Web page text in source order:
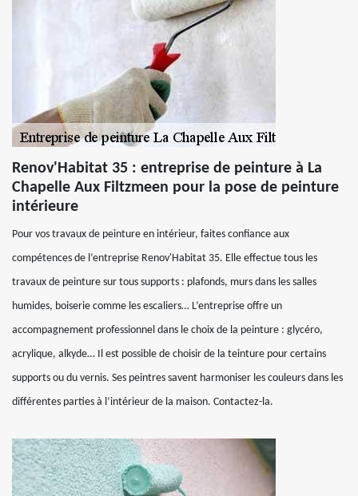
Renov'Habitat 35 : entreprise de peinture à La
Chapelle Aux Filtzmeen pour la pose de peinture
intérieure
Pour vos travaux de peinture en intérieur, faites confiance aux
compétences de l’entreprise Renov'Habitat 35. Elle effectue tous les
travaux de peinture sur tous supports : plafonds, murs dans les salles
humides, boiserie comme les escaliers… L’entreprise offre un
accompagnement professionnel dans le choix de la peinture : glycéro,
acrylique, alkyde… Il est possible de choisir de la teinture pour certains
supports ou du vernis. Ses peintres savent harmoniser les couleurs dans les
différentes parties à l’intérieur de la maison. Contactez-la.